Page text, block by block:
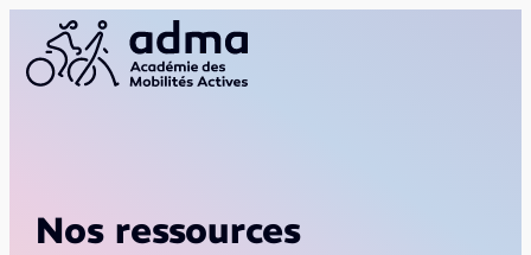
Nos ressources